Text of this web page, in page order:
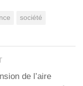
société
de l’aire